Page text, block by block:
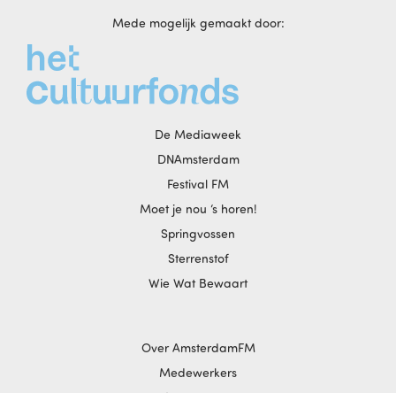
Mede mogelijk gemaakt door:
De Mediaweek
DNAmsterdam
Festival FM
Moet je nou ‘s horen!
Springvossen
Sterrenstof
Wie Wat Bewaart
Over AmsterdamFM
Medewerkers